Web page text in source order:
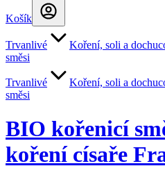
Košík
Trvanlivé Koření, soli a
směsi
Trvanlivé Koření, soli a
směsi
BIO kořenicí
koření císaře